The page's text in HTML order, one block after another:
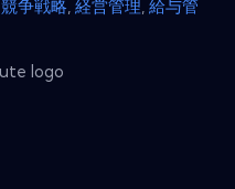
競争戦略 経営管理 給与管